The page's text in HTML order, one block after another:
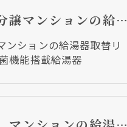
大阪市中央区 分譲マンションの給湯器取替リフォーム工事 UV除菌機能搭載給湯器
ションの給湯器取替リ
機能搭載給湯器